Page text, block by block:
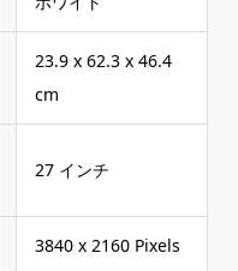
‎23.9 x 62.3 x 46.4
cm
‎27 インチ
‎3840 x 2160 Pixels